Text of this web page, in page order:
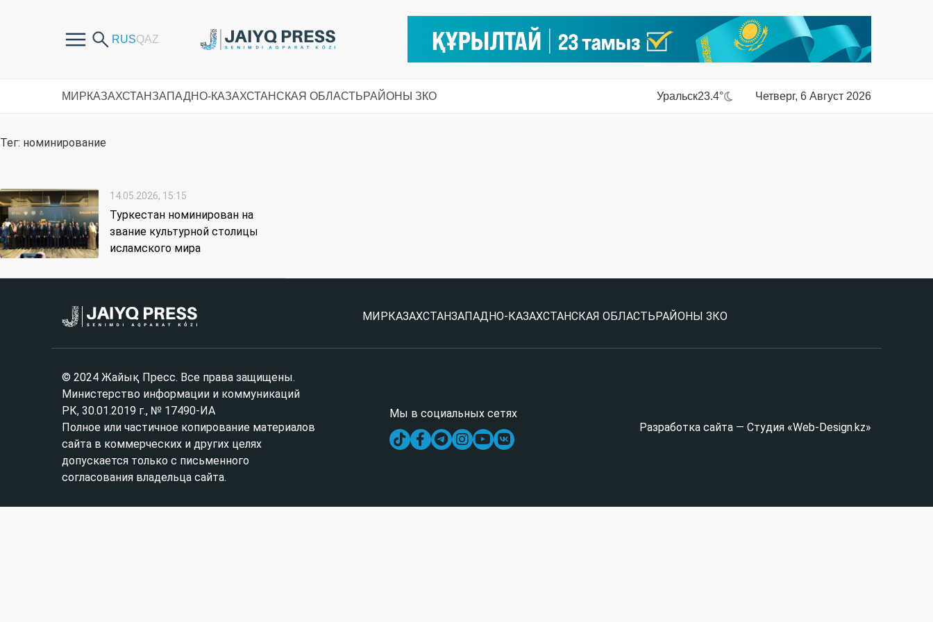
МИРКАЗАХСТАНЗАПАДНО-КАЗАХСТАНСКАЯ ОБЛАСТЬРАЙОНЫ ЗКО Уральск23.4° Четверг, 6 Август 2026
Тег: номинирование
14.05.2026, 15:15
Туркестан номинирован на
звание культурной столицы
исламского мира
МИР КАЗАХСТАНЗАПАДНО-КАЗАХСТАНСКАЯ ОБЛАСТЬ РАЙОНЫ ЗКО
© 2024 Жайық Пресс. Все права защищены.
Министерство информации и коммуникаций
РК, 30.01.2019 г., № 17490-ИА
Полное или частичное копирование материалов
сайта в коммерческих и других целях
допускается только с письменного
согласования владельца сайта.
Мы в социальных сетях
Разработка сайта — Студия «Web-Design.kz»